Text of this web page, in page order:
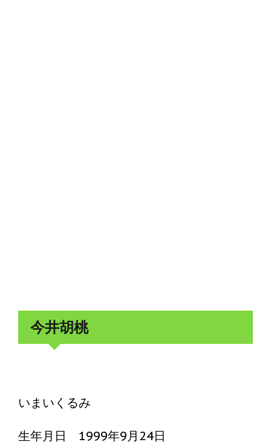
今井胡桃
いまいくるみ
生年月日 1999年9月24日